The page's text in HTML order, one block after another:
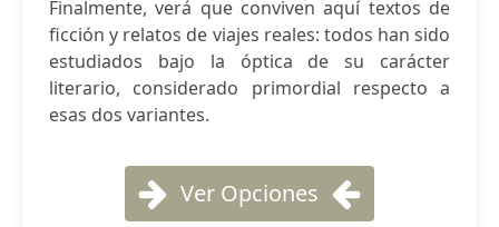
Finalmente, verá que conviven aquí textos de
ficción y relatos de viajes reales: todos han sido
estudiados bajo la óptica de su carácter
literario, considerado primordial respecto a
esas dos variantes.
Ver Opciones